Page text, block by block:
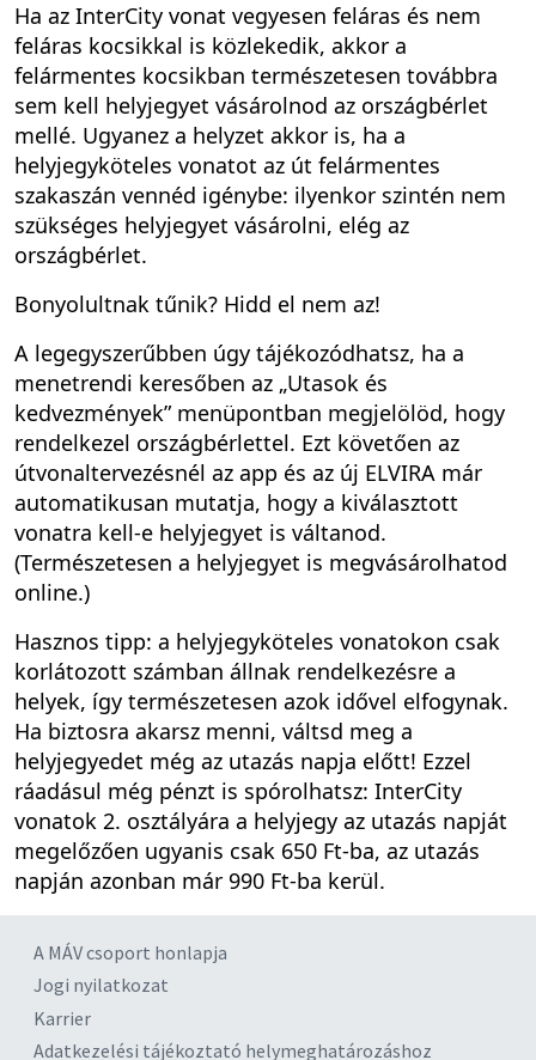
Ha az InterCity vonat vegyesen feláras és nem
feláras kocsikkal is közlekedik, akkor a
felármentes kocsikban természetesen továbbra
sem kell helyjegyet vásárolnod az országbérlet
mellé. Ugyanez a helyzet akkor is, ha a
helyjegyköteles vonatot az út felármentes
szakaszán vennéd igénybe: ilyenkor szintén nem
szükséges helyjegyet vásárolni, elég az
országbérlet.
Bonyolultnak tűnik? Hidd el nem az!
A legegyszerűbben úgy tájékozódhatsz, ha a
menetrendi keresőben az „Utasok és
kedvezmények” menüpontban megjelölöd, hogy
rendelkezel országbérlettel. Ezt követően az
útvonaltervezésnél az app és az új ELVIRA már
automatikusan mutatja, hogy a kiválasztott
vonatra kell-e helyjegyet is váltanod.
(Természetesen a helyjegyet is megvásárolhatod
online.)
Hasznos tipp: a helyjegyköteles vonatokon csak
korlátozott számban állnak rendelkezésre a
helyek, így természetesen azok idővel elfogynak.
Ha biztosra akarsz menni, váltsd meg a
helyjegyedet még az utazás napja előtt! Ezzel
ráadásul még pénzt is spórolhatsz: InterCity
vonatok 2. osztályára a helyjegy az utazás napját
megelőzően ugyanis csak 650 Ft-ba, az utazás
napján azonban már 990 Ft-ba kerül.
A MÁV csoport honlapja
Jogi nyilatkozat
Karrier
Adatkezelési tájékoztató helymeghatározáshoz